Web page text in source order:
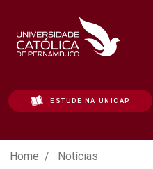
ESTUDE NA UNICAP
Notícias - Unicap
Home Notícias